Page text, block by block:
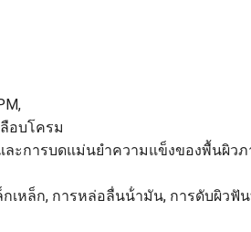
อบโครม
ละการบดแม่นยําความแข็งของพื้นผิว
กเหล็ก, การหล่อลื่นน้ํามัน, การดับผิวฟั